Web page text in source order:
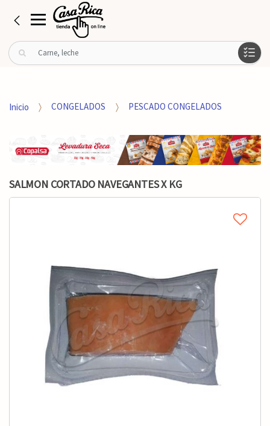
B
u
rInicio CONGELADOS PESCADO CONGELADOS
SALMON CORTADO NAVEGANTES X KG